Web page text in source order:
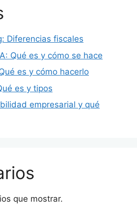
Diferencias fiscales
Qué es y cómo se hace
es y cómo hacerlo
es y tipos
empresarial y qué
que mostrar.